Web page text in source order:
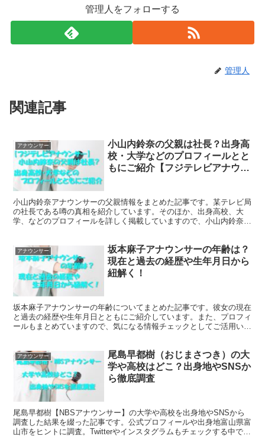
管理人をフォローする
管理人
関連記事
アナウンサー
小山内鈴奈の父親は社長？出身高
校・大学などのプロフィールとと
もにご紹介【フジテレビアナウン
小山内鈴奈アナウンサーの父親情報をまとめた記事です。某テレビ局
の社長である噂の真相を紹介しています。そのほか、出身高校、大
学、などのプロフィールを詳しく掲載していますので、小山内鈴奈ア
アナウンサー
坂本麻子アナウンサーの年齢は？
現在と過去の経歴や生年月日から
紐解く！
坂本麻子アナウンサーの年齢についてまとめた記事です。彼女の現在
と過去の経歴や生年月日とともにご紹介しています。また、プロフィ
ールもまとめていますので、気になる情報チェックとしてご活用いた
アナウンサー
尾島早都樹（おじまさつき）の大
学や高校はどこ？出身地やSNSか
ら徹底調査
尾島早都樹【NBSアナウンサー】の大学や高校を出身地やSNSから
調査した結果を綴った記事です。公式プロフィールや出身地富山県富
山市をヒントに調査。Twitterやインスタグラムもチェックする中で、